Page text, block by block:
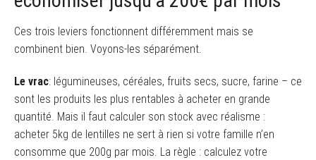
Ces trois leviers fonctionnent différemment mais se
combinent bien. Voyons-les séparément.
Le vrac: légumineuses, céréales, fruits secs, sucre, farine – ce
sont les produits les plus rentables à acheter en grande
quantité. Mais il faut calculer son stock avec réalisme :
acheter 5kg de lentilles ne sert à rien si votre famille n’en
consomme que 200g par mois. La règle : calculez votre